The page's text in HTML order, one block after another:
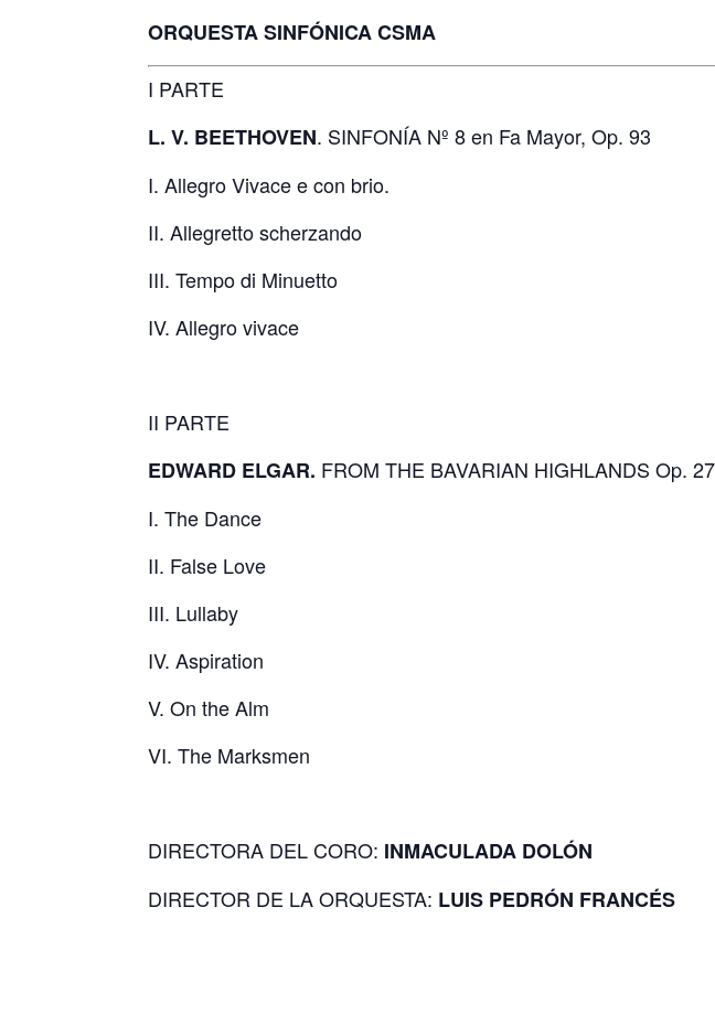
ORQUESTA SINFÓNICA CSMA
I PARTE
L. V. BEETHOVEN. SINFONÍA Nº 8 en Fa Mayor, Op. 93
I. Allegro Vivace e con brio.
II. Allegretto scherzando
III. Tempo di Minuetto
IV. Allegro vivace
II PARTE
EDWARD ELGAR. FROM THE BAVARIAN HIGHLANDS Op. 27
I. The Dance
II. False Love
III. Lullaby
IV. Aspiration
V. On the Alm
VI. The Marksmen
DIRECTORA DEL CORO: INMACULADA DOLÓN
DIRECTOR DE LA ORQUESTA: LUIS PEDRÓN FRANCÉS